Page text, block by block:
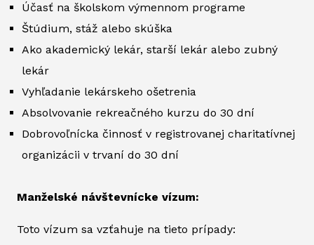
Účasť na školskom výmennom programe
Štúdium, stáž alebo skúška
Ako akademický lekár, starší lekár alebo zubný
lekár
Vyhľadanie lekárskeho ošetrenia
Absolvovanie rekreačného kurzu do 30 dní
Dobrovoľnícka činnosť v registrovanej charitatívnej
organizácii v trvaní do 30 dní
Manželské návštevnícke vízum:
Toto vízum sa vzťahuje na tieto prípady: